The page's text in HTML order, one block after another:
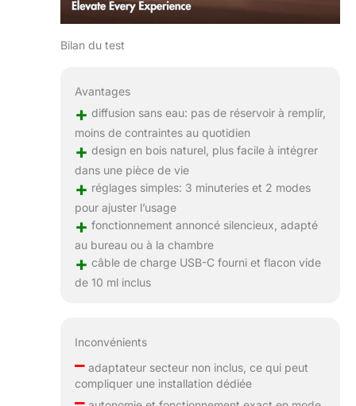
Bilan du test
Avantages
+ diffusion sans eau: pas de réservoir à remplir,
moins de contraintes au quotidien
+ design en bois naturel, plus facile à intégrer
dans une pièce de vie
+ réglages simples: 3 minuteries et 2 modes
pour ajuster l’usage
+ fonctionnement annoncé silencieux, adapté
au bureau ou à la chambre
+ câble de charge USB-C fourni et flacon vide
de 10 ml inclus
Inconvénients
–adaptateur secteur non inclus, ce qui peut
compliquer une installation dédiée